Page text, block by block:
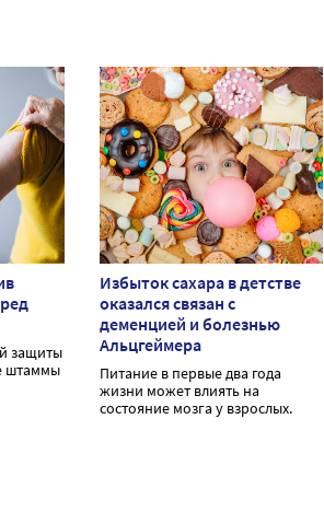
защиты
штаммы
Избыток сахара в детстве
оказался связан с
деменцией и болезнью
Альцгеймера
Питание в первые два года
жизни может влиять на
состояние мозга у взрослых.